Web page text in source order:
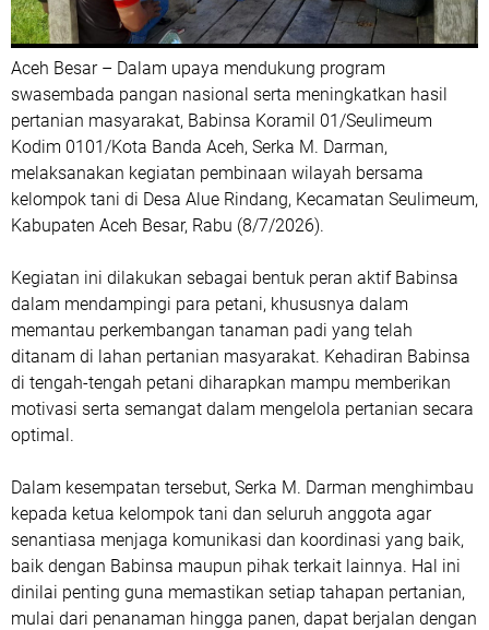
Aceh Besar – Dalam upaya mendukung program
swasembada pangan nasional serta meningkatkan hasil
pertanian masyarakat, Babinsa Koramil 01/Seulimeum
Kodim 0101/Kota Banda Aceh, Serka M. Darman,
melaksanakan kegiatan pembinaan wilayah bersama
kelompok tani di Desa Alue Rindang, Kecamatan Seulimeum,
Kabupaten Aceh Besar, Rabu (8/7/2026).
Kegiatan ini dilakukan sebagai bentuk peran aktif Babinsa
dalam mendampingi para petani, khususnya dalam
memantau perkembangan tanaman padi yang telah
ditanam di lahan pertanian masyarakat. Kehadiran Babinsa
di tengah-tengah petani diharapkan mampu memberikan
motivasi serta semangat dalam mengelola pertanian secara
optimal.
Dalam kesempatan tersebut, Serka M. Darman menghimbau
kepada ketua kelompok tani dan seluruh anggota agar
senantiasa menjaga komunikasi dan koordinasi yang baik,
baik dengan Babinsa maupun pihak terkait lainnya. Hal ini
dinilai penting guna memastikan setiap tahapan pertanian,
mulai dari penanaman hingga panen, dapat berjalan dengan